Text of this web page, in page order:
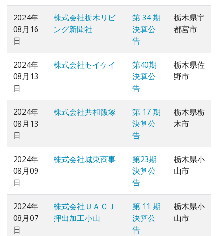
2024年
08月16
日
株式会社栃木リビ
ング新聞社
第 34 期
決算公
告
栃木県宇
都宮市
2024年
08月13
日
株式会社セイケイ
第40期
決算公
告
栃木県佐
野市
2024年
08月13
日
株式会社共和飯塚
第 17 期
決算公
告
栃木県栃
木市
2024年
08月09
日
株式会社城東商事
第23期
決算公
告
栃木県小
山市
2024年
08月07
日
株式会社ＵＡＣＪ
押出加工小山
第 11 期
決算公
告
栃木県小
山市